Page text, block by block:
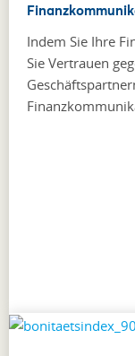
Indem Sie Ihre
Sie Vertrauen